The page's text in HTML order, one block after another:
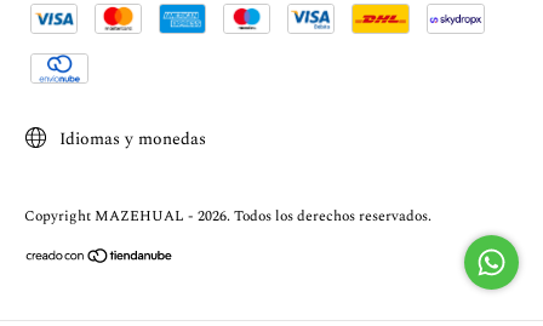
Idiomas y monedas
Copyright MAZEHUAL - 2026. Todos los derechos reservados.